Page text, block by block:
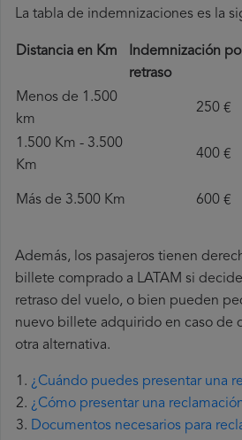
La tabla de indemnizaciones es la
Distancia en Km
Indemnización
retraso
Menos de 1.500
km
250 €
1.500 Km - 3.500
Km
400 €
Más de 3.500 Km 600 €
Además, los pasajeros tienen
billete comprado a LATAM si
retraso del vuelo, o bien pueden
nuevo billete adquirido en caso de
otra alternativa.
¿Cuándo puedes presentar una
¿Cómo presentar una
Documentos necesarios para